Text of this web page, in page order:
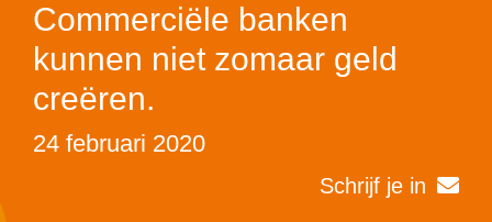
Commerciële banken
kunnen niet zomaar geld
creëren.
24 februari 2020
Schrijf je in